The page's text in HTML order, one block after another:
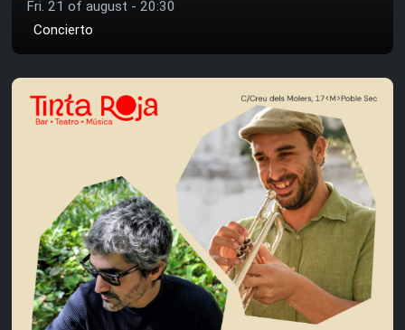
Fri. 21 of august - 20:30
Concierto